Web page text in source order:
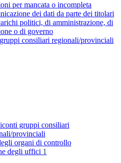
per mancata o incompleta
dei dati da parte dei titolari
politici, di amministrazione, di
o di governo
consiliari regionali/provinciali
gruppi consiliari
provinciali
organi di controllo
degli uffici 1